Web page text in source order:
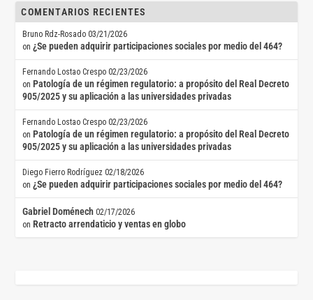
COMENTARIOS RECIENTES
Bruno Rdz-Rosado 03/21/2026
on¿Se pueden adquirir participaciones sociales por medio del 464?
Fernando Lostao Crespo 02/23/2026
on Patología de un régimen regulatorio: a propósito del Real Decreto
905/2025 y su aplicación a las universidades privadas
Fernando Lostao Crespo 02/23/2026
on Patología de un régimen regulatorio: a propósito del Real Decreto
905/2025 y su aplicación a las universidades privadas
Diego Fierro Rodríguez 02/18/2026
on¿Se pueden adquirir participaciones sociales por medio del 464?
Gabriel Doménech 02/17/2026
on Retracto arrendaticio y ventas en globo